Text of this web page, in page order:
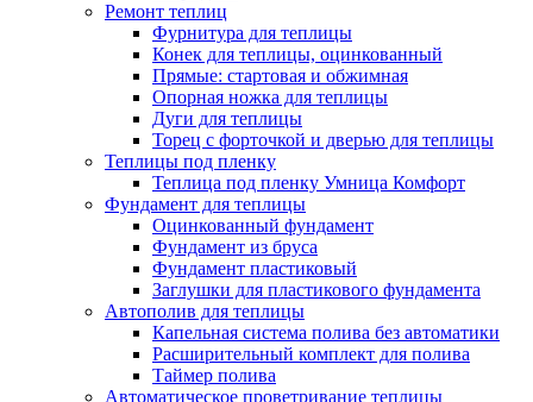
Ремонт теплиц
Фурнитура для теплицы
Конек для теплицы, оцинкованный
Прямые: стартовая и обжимная
Опорная ножка для теплицы
Дуги для теплицы
Торец с форточкой и дверью для теплицы
Теплицы под пленку
Теплица под пленку Умница Комфорт
Фундамент для теплицы
Оцинкованный фундамент
Фундамент из бруса
Фундамент пластиковый
Заглушки для пластикового фундамента
Автополив для теплицы
Капельная система полива без автоматики
Расширительный комплект для полива
Таймер полива
Автоматическое проветривание теплицы